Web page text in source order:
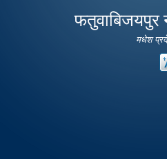
फतुवाबिजयपुर
मधेश